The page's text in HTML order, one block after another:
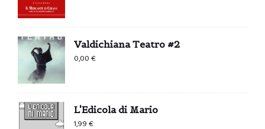
Valdichiana Teatro #2
0,00€
L'Edicola di Mario
1,99€